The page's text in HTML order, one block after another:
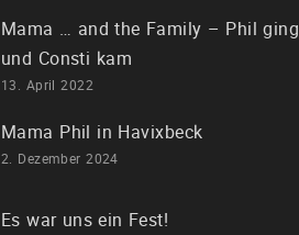
Mama … and the Family – Phil ging
und Consti kam
13. April 2022
Mama Phil in Havixbeck
2. Dezember 2024
Es war uns ein Fest!